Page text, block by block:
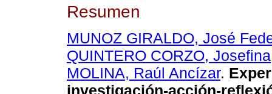
Resumen
MUNOZ GIRALDO, José
QUINTERO CORZO, Josefina
MOLINA, Raúl Ancízar.
investigación-acción-